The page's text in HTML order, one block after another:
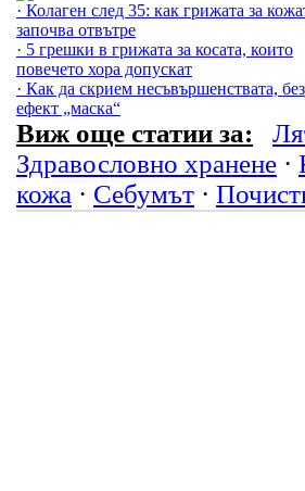
· Колаген след 35: как грижата за
започва отвътре
· 5 грешки в грижата за косата, които
повечето хора допускат
· Как да скрием несъвършенствата, без
ефект „маска“
Виж още статии за:
Здравословно хранене ·
кожа · Себумът ·